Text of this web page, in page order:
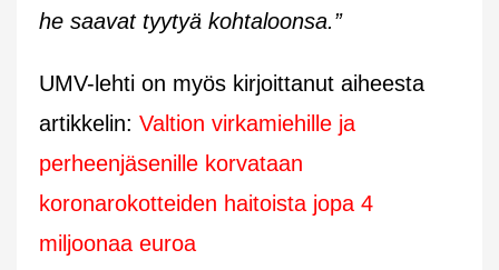
he saavat tyytyä kohtaloonsa.”
UMV-lehti on myös kirjoittanut aiheesta
artikkelin: Valtion virkamiehille ja
perheenjäsenille korvataan
koronarokotteiden haitoista jopa 4
miljoonaa euroa